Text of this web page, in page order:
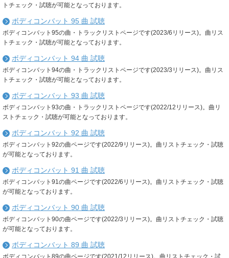
トチェック・試聴が可能となっております。
ボディコンバット 95 曲 試聴
ボディコンバット95の曲・トラックリストページです(2023/6リリース)。曲リス
トチェック・試聴が可能となっております。
ボディコンバット 94 曲 試聴
ボディコンバット94の曲・トラックリストページです(2023/3リリース)。曲リス
トチェック・試聴が可能となっております。
ボディコンバット 93 曲 試聴
ボディコンバット93の曲・トラックリストページです(2022/12リリース)。曲リ
ストチェック・試聴が可能となっております。
ボディコンバット 92 曲 試聴
ボディコンバット92の曲ページです(2022/9リリース)。曲リストチェック・試聴
が可能となっております。
ボディコンバット 91 曲 試聴
ボディコンバット91の曲ページです(2022/6リリース)。曲リストチェック・試聴
が可能となっております。
ボディコンバット 90 曲 試聴
ボディコンバット90の曲ページです(2022/3リリース)。曲リストチェック・試聴
が可能となっております。
ボディコンバット 89 曲 試聴